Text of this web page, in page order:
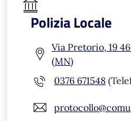
Polizia Locale
Via Pretorio, 19
(MN)
0376 671548